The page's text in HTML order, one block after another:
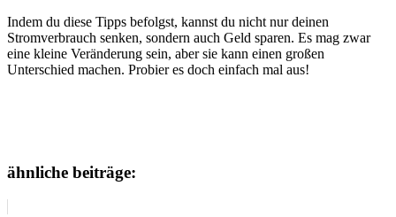
Indem du diese Tipps befolgst, kannst du nicht nur deinen
Stromverbrauch senken, sondern auch Geld sparen. Es mag zwar
eine kleine Veränderung sein, aber sie kann einen großen
Unterschied machen. Probier es doch einfach mal aus!
ähnliche beiträge: